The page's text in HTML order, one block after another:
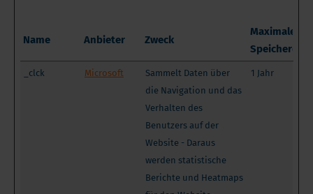
Name Anbieter Zweck
Maximale
_clck Microsoft
Sammelt Daten über
die Navigation und das
Verhalten des
Benutzers auf der
Website - Daraus
werden statistische
Berichte und Heatmaps
1 Jahr